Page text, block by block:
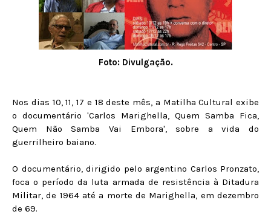
Foto: Divulgação.
Nos dias 10, 11, 17 e 18 deste mês, a Matilha Cultural exibe
o documentário 'Carlos Marighella, Quem Samba Fica,
Quem Não Samba Vai Embora', sobre a vida do
guerrilheiro baiano.
O documentário, dirigido pelo argentino Carlos Pronzato,
foca o período da luta armada de resistência à Ditadura
Militar, de 1964 até a morte de Marighella, em dezembro
de 69.